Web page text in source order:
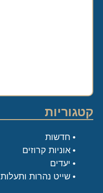
קטגוריות
חדשות
אוניות קרוזים
יעדים
שייט נהרות ותעלות